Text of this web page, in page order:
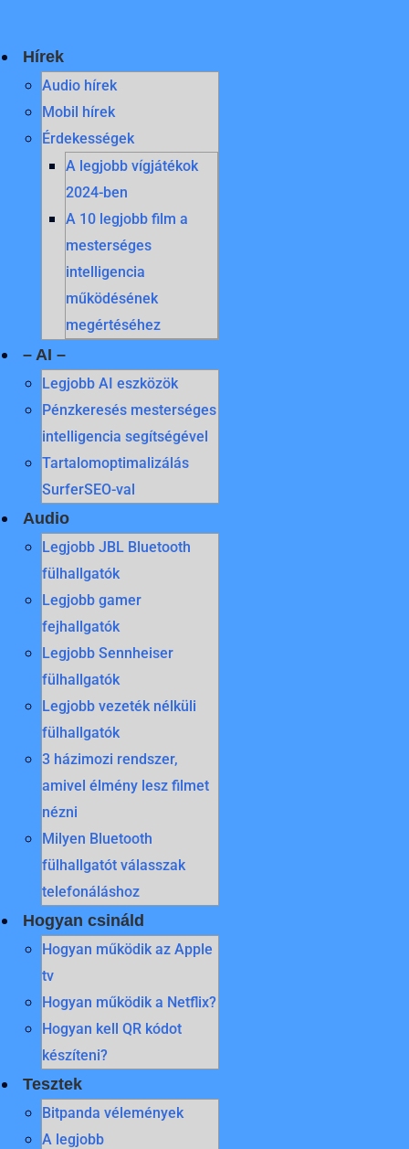
content
Hírek
Audio hírek
Mobil hírek
Érdekességek
A legjobb vígjátékok
2024-ben
A 10 legjobb film a
mesterséges
intelligencia
működésének
megértéséhez
– AI –
Legjobb AI eszközök
Pénzkeresés mesterséges
intelligencia segítségével
Tartalomoptimalizálás
SurferSEO-val
Audio
Legjobb JBL Bluetooth
fülhallgatók
Legjobb gamer
fejhallgatók
Legjobb Sennheiser
fülhallgatók
Legjobb vezeték nélküli
fülhallgatók
3 házimozi rendszer,
amivel élmény lesz filmet
nézni
Milyen Bluetooth
fülhallgatót válasszak
telefonáláshoz
Hogyan csináld
Hogyan működik az Apple
tv
Hogyan működik a Netflix?
Hogyan kell QR kódot
készíteni?
Tesztek
Bitpanda vélemények
A legjobb